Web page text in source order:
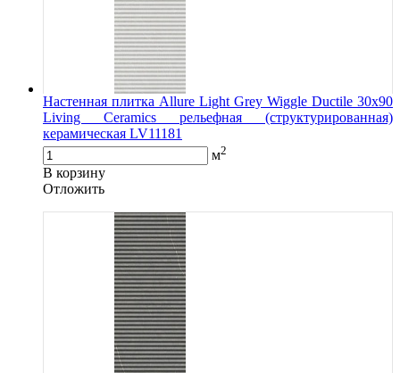
Настенная плитка Allure Light Grey Wiggle Ductile 30x90
Living Ceramics рельефная (структурированная)
керамическая LV11181
м2
В корзину
Oтложить